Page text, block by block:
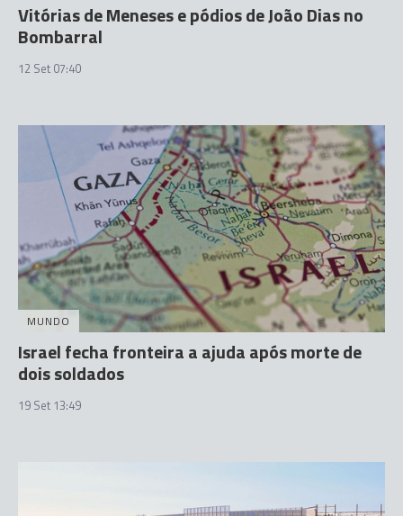
Vitórias de Meneses e pódios de João Dias no
Bombarral
12 Set 07:40
MUNDO
Israel fecha fronteira a ajuda após morte de
dois soldados
19 Set 13:49